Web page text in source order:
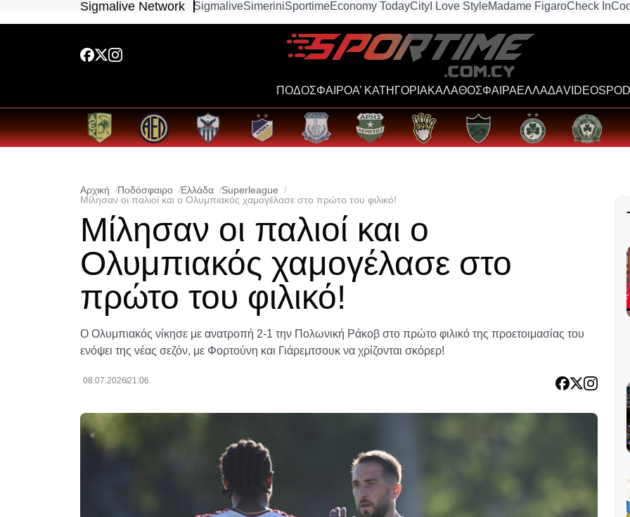
Sigmalive Network SigmaliveSimeriniSportimeEconomy TodayCity I Love StyleMadame FigaroCheck In
ΠΟΔΟΣΦΑΙΡΟΑ’ ΚΑΤΗΓΟΡΙΑΚΑΛΑΘΟΣΦΑΙΡΑΕΛΛΑΔΑVIDEOS
Αρχική Ποδόσφαιρο Ελλάδα
Superleague
Μίλησαν οι παλιοί και ο Ολυμπιακός χαμογέλασε στο πρώτο του φιλικό!
Μίλησαν οι παλιοί και ο
Ολυμπιακός χαμογέλασε στο
πρώτο του φιλικό!
Ο Ολυμπιακός νίκησε με ανατροπή 2-1 την Πολωνική Ράκοβ στο πρώτο φιλικό της προετοιμασίας του
ενόψει της νέας σεζόν, με Φορτούνη και Γιάρεμτσουκ να χρίζονται σκόρερ!
08.07.202621:06